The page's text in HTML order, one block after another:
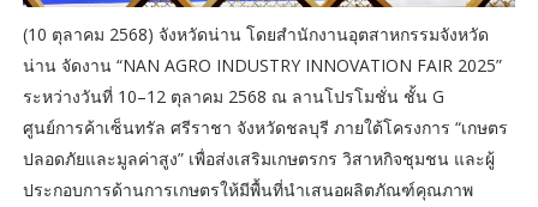
(10 ตุลาคม 2568) จังหวัดน่าน โดยสำนักงานอุตสาหกรรมจังหวัด
น่าน จัดงาน “NAN AGRO INDUSTRY INNOVATION FAIR 2025”
ระหว่างวันที่ 10–12 ตุลาคม 2568 ณ ลานโปรโมชั่น ชั้น G
ศูนย์การค้าเซ็นทรัล ศรีราชา จังหวัดชลบุรี ภายใต้โครงการ “เกษตร
ปลอดภัยและมูลค่าสูง” เพื่อส่งเสริมเกษตรกร วิสาหกิจชุมชน และผู้
ประกอบการด้านการเกษตรให้มีพื้นที่นำเสนอผลิตภัณฑ์คุณภาพ